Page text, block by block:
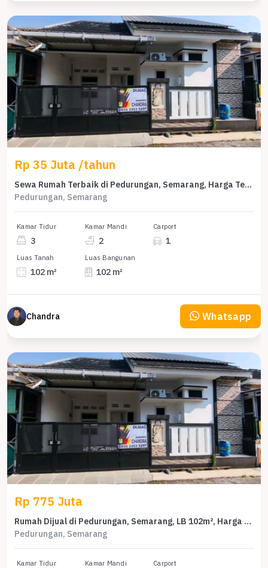
Rp 35 Juta /tahun
Sewa Rumah Terbaik di Pedurungan, Semarang, Harga Terjangkau
Pedurungan, Semarang
Kamar Tidur
3
Kamar Mandi
2
Carport
1
Luas Tanah
102 m²
Luas Bangunan
102 m²
Chandra Whatsapp
Rp 775 Juta
Rumah Dijual di Pedurungan, Semarang, LB 102m², Harga Kompetitif!
Pedurungan, Semarang
Kamar Tidur Kamar Mandi Carport